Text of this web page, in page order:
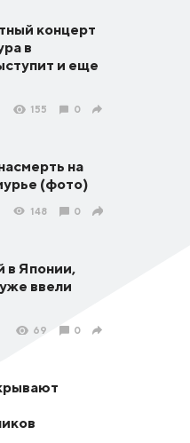
концерт
в
и еще
155 0
на
(фото)
148 0
Японии,
ввели
69 0